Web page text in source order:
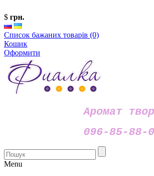
$ грн.
Список бажаних товарів (0)
Кошик
Оформити
Аромат
096-85-88-
Menu